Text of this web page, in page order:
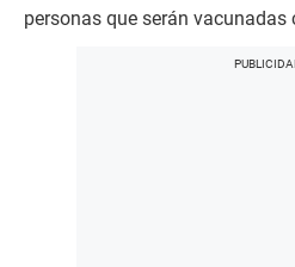
personas que serán vacunadas